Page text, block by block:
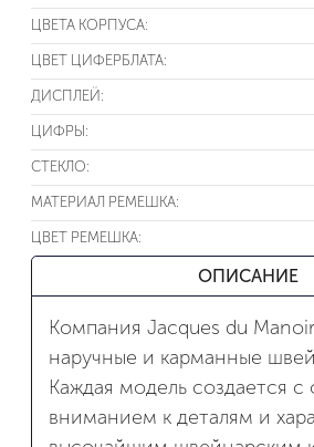
ЦВЕТА КОРПУСА:
ЦВЕТ ЦИФЕРБЛАТА:
ДИСПЛЕЙ:
ЦИФРЫ:
СТЕКЛО:
МАТЕРИАЛ РЕМЕШКА:
ЦВЕТ РЕМЕШКА:
ОПИСАНИЕ
Компания Jacques du
наручные и карманные
Каждая модель создается
вниманием к деталям и